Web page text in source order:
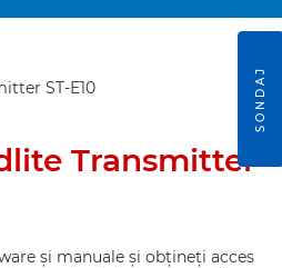
Transmitter
şi manuale şi obţineţi acces
SONDAJ